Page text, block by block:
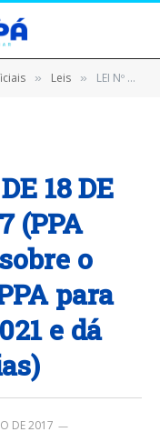
» Leis » LEI Nº 1229/2017, DE 18 DE OUTUBRO DE 2017 (PPA 2018-2021 Dispõe sobre o plano plurianual PPA para período de 2018/2021 e dá outras providências)
18 DE
(PPA
o
para
e dá
DE 2017